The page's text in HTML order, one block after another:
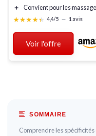
＋
Convientpour les
★★★★★
★★★★★ 4,4/5 — 1 avis
Voir l'offre
SOMMAIRE
Comprendre les spécificités